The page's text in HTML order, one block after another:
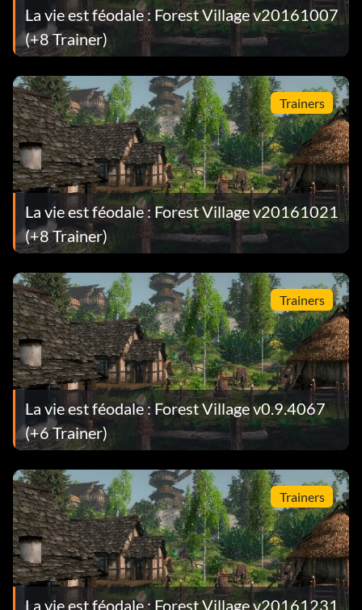
La vie est féodale : Forest Village v20161007
(+8 Trainer)
Trainers
La vie est féodale : Forest Village v20161021
(+8 Trainer)
Trainers
La vie est féodale : Forest Village v0.9.4067
(+6 Trainer)
Trainers
La vie est féodale : Forest Village v20161231